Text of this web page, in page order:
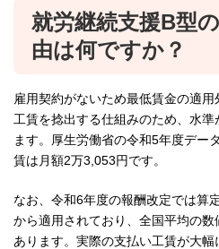
就労継続支援B型
由は何ですか？
雇用契約がないため最低賃金の適
工賃を捻出する仕組みのため、水
ます。厚生労働省の令和5年度デー
賃は月額2万3,053円です。
なお、令和6年度の報酬改定では算
から適用されており、全国平均の
あります。実際の支払い工賃が大